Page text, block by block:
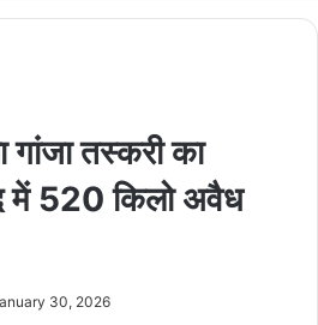
गांजा तस्करी का
में 520 किलो अवैध
30, 2026